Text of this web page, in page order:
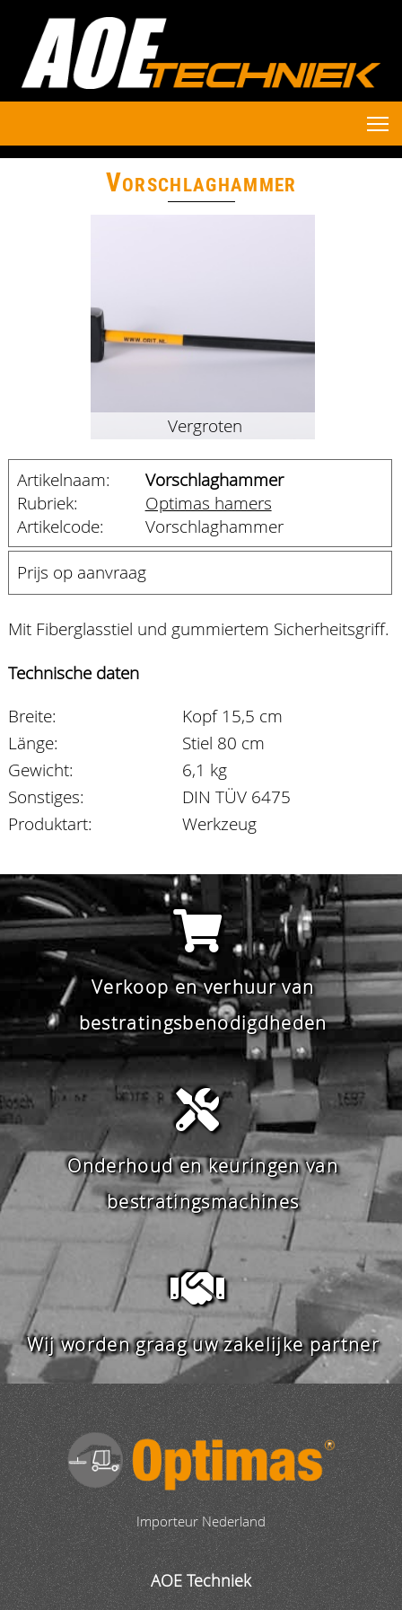
Vorschlaghammer
Vergroten
Artikelnaam:
Vorschlaghammer
Rubriek:
Optimas hamers
Artikelcode:
Vorschlaghammer
Prijs op aanvraag
Mit Fiberglasstiel und gummiertem Sicherheitsgriff.
Technische daten
Breite:
Kopf 15,5 cm
Länge:
Stiel 80 cm
Gewicht:
6,1 kg
Sonstiges:
DIN TÜV 6475
Produktart:
Werkzeug
Verkoop en verhuur van
bestratingsbenodigdheden
Onderhoud en keuringen van
bestratingsmachines
Wij worden graag uw zakelijke partner
Importeur Nederland
AOE Techniek